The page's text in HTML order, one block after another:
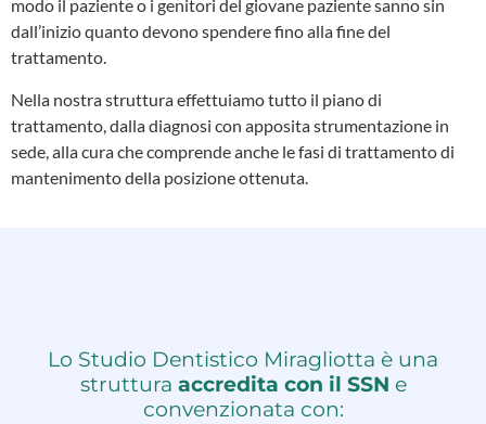
modo il paziente o i genitori del giovane paziente sanno sin
dall’inizio quanto devono spendere fino alla fine del
trattamento.
Nella nostra struttura effettuiamo tutto il piano di
trattamento, dalla diagnosi con apposita strumentazione in
sede, alla cura che comprende anche le fasi di trattamento di
mantenimento della posizione ottenuta.
Lo Studio Dentistico Miragliotta è una
struttura accredita con il SSN e
convenzionata con: